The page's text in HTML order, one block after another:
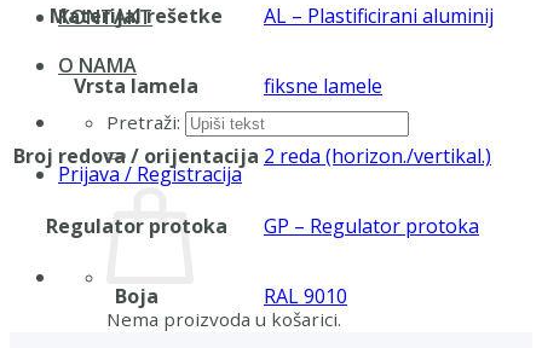
KONTAKT
O NAMA
Pretraži:
Prijava / Registracija
Nema proizvoda u košarici.
Materijal rešetke AL – Plastificirani aluminij
Vrsta lamela fiksne lamele
Broj redova / orijentacija 2 reda (horizon./vertikal.)
Regulator protoka GP – Regulator protoka
Boja RAL 9010